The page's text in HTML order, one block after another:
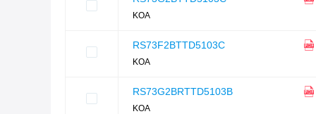
KOA
RS73F2BTTD5103C
KOA
RS73G2BRTTD5103B
KOA